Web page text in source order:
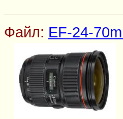
Файл: EF-24-